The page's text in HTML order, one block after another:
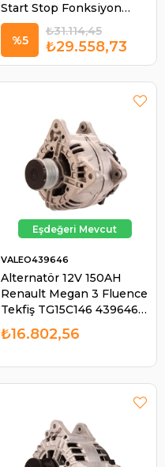
Start Stop Fonksiyon
Sahip Olmayan Araçlar
İçin Start Stopa Oluyor
439597 TG23C017 |
₺29.558,73
₺31.114,45
%5
Alternatör 12V 150AH
Renault Megan 3 Fluence
Tekfiş TG15C146 439646
F000BL08UB
8200660034
VALEO439646
₺16.802,56